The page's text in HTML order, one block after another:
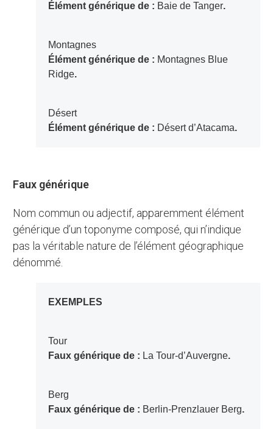
Élément générique de : Baie de Tanger.
Montagnes
Élément générique de : Montagnes Blue
Ridge.
Désert
Élément générique de : Désert d’Atacama.
Faux générique
Nom commun ou adjectif, apparemment élément
générique d’un toponyme composé, qui n’indique
pas la véritable nature de l’élément géographique
dénommé.
EXEMPLES
Tour
Faux générique de : La Tour-d’Auvergne.
Berg
Faux générique de : Berlin-Prenzlauer Berg.